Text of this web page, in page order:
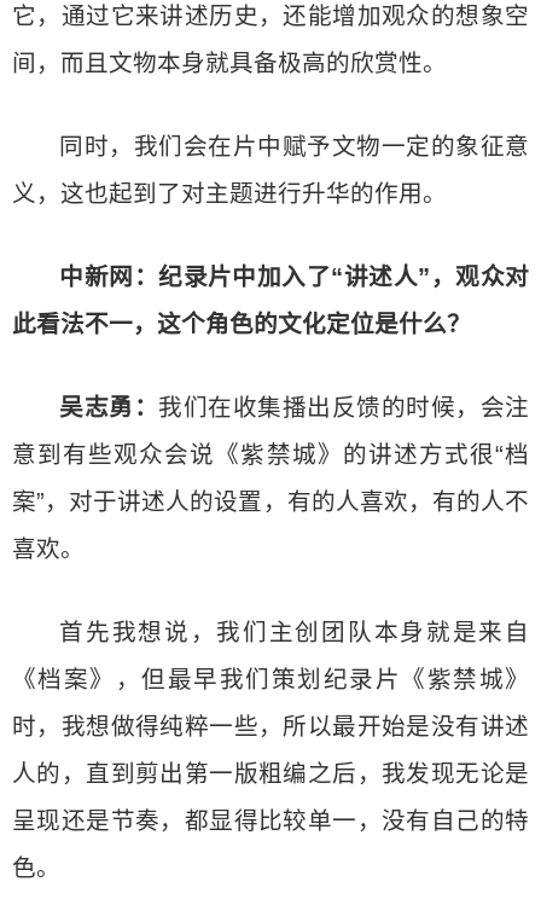
它，通过它来讲述历史，还能增加观众的想象空
间，而且文物本身就具备极高的欣赏性。
同时，我们会在片中赋予文物一定的象征意
义，这也起到了对主题进行升华的作用。
中新网：纪录片中加入了“讲述人”，观众对
此看法不一，这个角色的文化定位是什么？
吴志勇： 我们在收集播出反馈的时候，会注
意到有些观众会说《紫禁城》的讲述方式很“档
案”，对于讲述人的设置，有的人喜欢，有的人不
喜欢。
首先我想说，我们主创团队本身就是来自
《档案》，但最早我们策划纪录片《紫禁城》
时，我想做得纯粹一些，所以最开始是没有讲述
人的，直到剪出第一版粗编之后，我发现无论是
呈现还是节奏，都显得比较单一，没有自己的特
色。